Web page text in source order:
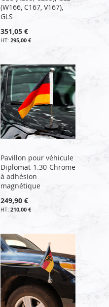
(W166, C167, V167),
GLS
351,05 €
295,00 €
Pavillon pour véhicule
Diplomat-1.30-Chrome
à adhésion
magnétique
249,90 €
210,00 €